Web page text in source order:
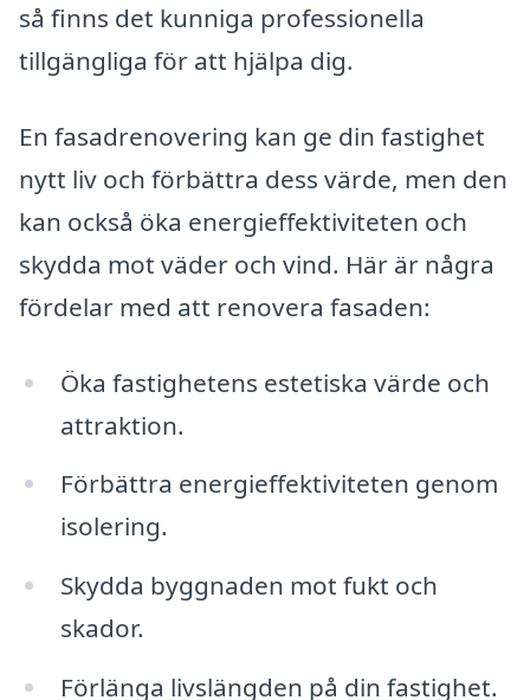
så finns det kunniga professionella
tillgängliga för att hjälpa dig.
En fasadrenovering kan ge din fastighet
nytt liv och förbättra dess värde, men den
kan också öka energieffektiviteten och
skydda mot väder och vind. Här är några
fördelar med att renovera fasaden:
Öka fastighetens estetiska värde och
attraktion.
Förbättra energieffektiviteten genom
isolering.
Skydda byggnaden mot fukt och
skador.
Förlänga livslängden på din fastighet.